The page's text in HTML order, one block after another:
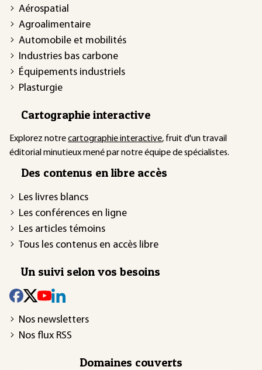
Aérospatial
Agroalimentaire
Automobile et mobilités
Industries bas carbone
Équipements industriels
Plasturgie
Cartographie interactive
Explorez notrecartographie interactive, fruit d'un travail
éditorial minutieux mené par notre équipe de spécialistes.
Des contenus en libre accès
Les livres blancs
Les conférences en ligne
Les articles témoins
Tous les contenus en accès libre
Un suivi selon vos besoins
Nos newsletters
Nos flux RSS
Domaines couverts